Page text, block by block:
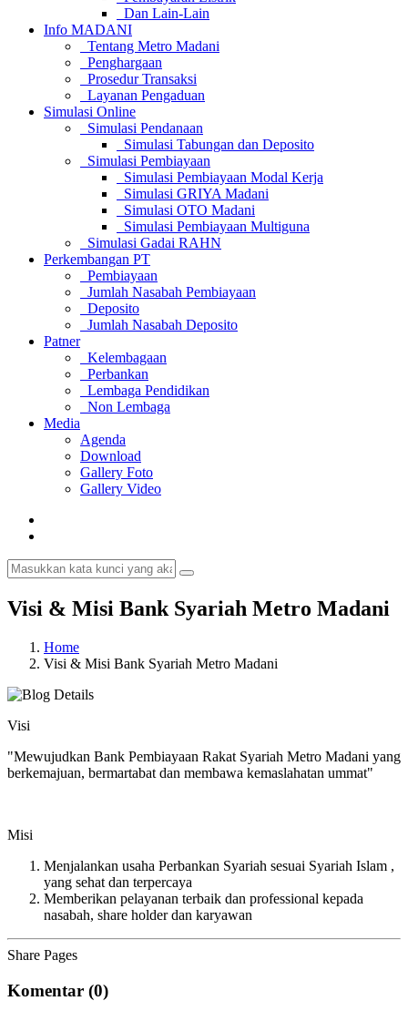
Dan Lain-Lain
Info MADANI
Tentang Metro Madani
Penghargaan
Prosedur Transaksi
Layanan Pengaduan
Simulasi Online
Simulasi Pendanaan
Simulasi Tabungan dan Deposito
Simulasi Pembiayaan
Simulasi Pembiayaan Modal Kerja
Simulasi GRIYA Madani
Simulasi OTO Madani
Simulasi Pembiayaan Multiguna
Simulasi Gadai RAHN
Perkembangan PT
Pembiayaan
Jumlah Nasabah Pembiayaan
Deposito
Jumlah Nasabah Deposito
Patner
Kelembagaan
Perbankan
Lembaga Pendidikan
Non Lembaga
Media
Agenda
Download
Gallery Foto
Gallery Video
Visi & Misi Bank Syariah Metro Madani
Home
Visi & Misi Bank Syariah Metro Madani
Visi
"Mewujudkan Bank Pembiayaan Rakat Syariah Metro Madani yang
berkemajuan, bermartabat dan membawa kemaslahatan ummat"
Misi
Menjalankan usaha Perbankan Syariah sesuai Syariah Islam ,
yang sehat dan terpercaya
Memberikan pelayanan terbaik dan professional kepada
nasabah, share holder dan karyawan
Share Pages
Komentar (0)